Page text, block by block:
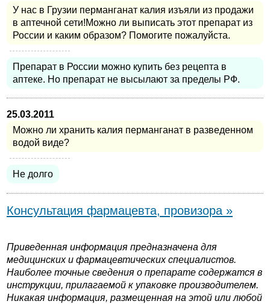
У нас в Грузии перманганат калия изъяли из продажи
в аптечной сети!Можно ли выписать этот препарат из
России и каким образом? Помогите пожалуйста.
Препарат в России можно купить без рецепта в
аптеке. Но препарат не высылают за пределы РФ.
25.03.2011
Можно ли хранить калия перманганат в разведенном
водой виде?
Не долго
Консультация фармацевта, провизора »
Приведенная информация предназначена для
медицинских и фармацевтических специалистов.
Наиболее точные сведения о препарате содержатся в
инструкции, прилагаемой к упаковке производителем.
Никакая информация, размещенная на этой или любой